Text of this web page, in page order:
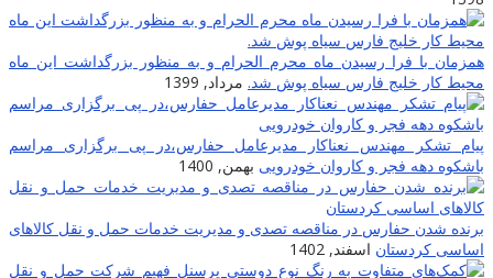
همزمان با فرا رسیدن ماه محرم الحرام و به منظور بزرگداشت این ماه
محیط کار خلیج فارس سیاه پوش شد. مرداد, 1399
پیام تشکر مهندس نعناکار مدیرعامل حفارس،در پی برگزاری مراسم
باشکوه دهه فجر و کاروان خودرویی بهمن, 1400
برنده شدن حفارس در مناقصه تصدی و مدیریت خدمات حمل و نقل کالاهای
اساسی کردستان اسفند, 1402